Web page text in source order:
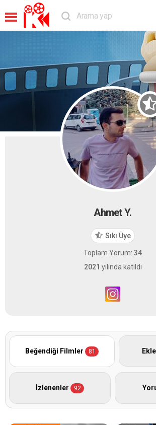
Ahmet Y.
Sıkı Üye
Toplam Yorum: 34
2021 yılında katıldı
Beğendiği Filmler 81
İzlenenler 92